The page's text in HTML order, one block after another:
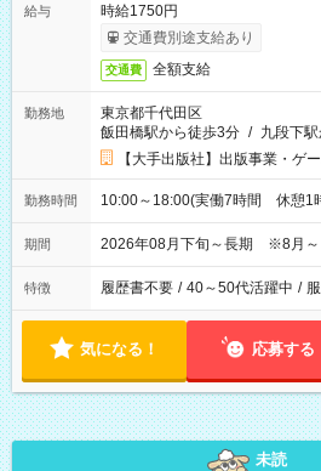
給与
時給1750円
交通費別途支給あり
交通費 全額支給
勤務地
東京都千代田区
飯田橋駅から徒歩3分 / 九段下
【大手出版社】出版事業・ゲ
勤務時間 10:00～18:00(実働7時間 休憩1
期間 2026年08月下旬～長期 ※8月～
特徴 履歴書不要 / 40～50代活躍中 /
気になる！ 応募する
未読